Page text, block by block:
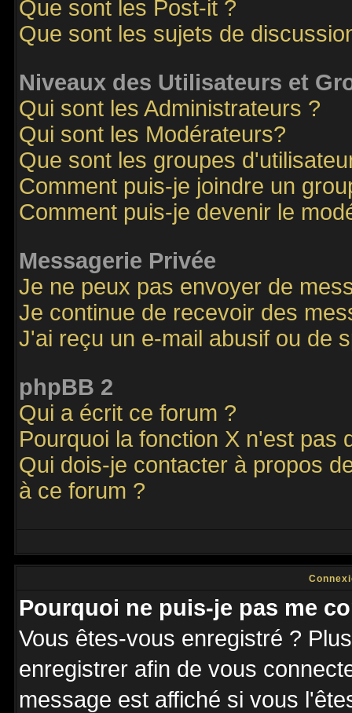
Que sont les Post-it ?
Que sont les sujets de
Niveaux des Utilisateurs et
Qui sont les Administrateurs ?
Qui sont les Modérateurs?
Que sont les groupes
Comment puis-je joindre un
Comment puis-je devenir le
Messagerie Privée
Je ne peux pas envoyer de
Je continue de recevoir des
J'ai reçu un e-mail abusif ou de
phpBB 2
Qui a écrit ce forum ?
Pourquoi la fonction X n'est pas
Qui dois-je contacter à propos
à ce forum ?
Pourquoi ne puis-je pas me
Vous êtes-vous enregistré ?
enregistrer afin de vous
message est affiché si vous